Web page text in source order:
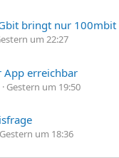
bringt nur 100mbit
um 22:27
App erreichbar
Gestern um 19:50
Gestern um 18:36